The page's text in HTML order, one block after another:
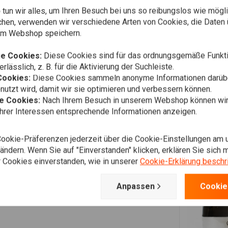
tun wir alles, um Ihren Besuch bei uns so reibungslos wie
verwenden wir verschiedene Arten von Cookies, die Daten
Webshop speichern.
Cookies: Diese Cookies sind für das ordnungsgemäße
z. B. für die Aktivierung der Suchleiste.
Diese Cookies sammeln anonyme Informationen
wird, damit wir sie optimieren und verbessern können.
Cookies: Nach Ihrem Besuch in unserem Webshop können
Interessen entsprechende Informationen anzeigen.
Präferenzen jederzeit über die Cookie-Einstellungen am
Wenn Sie auf "Einverstanden" klicken, erklären Sie sich
Cookies einverstanden, wie in unserer Cookie-Erklärung
Anpassen